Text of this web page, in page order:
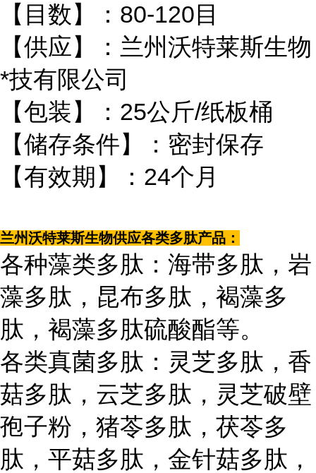
【目数】：80-120目
【供应】：兰州沃特莱斯生物
*技有限公司
【包装】：25公斤/纸板桶
【储存条件】：密封保存
【有效期】：24个月
兰州沃特莱斯生物供应各类多肽产品：
各种藻类多肽：海带多肽，岩
藻多肽，昆布多肽，褐藻多
肽，褐藻多肽硫酸酯等。
各类真菌多肽：灵芝多肽，香
菇多肽，云芝多肽，灵芝破壁
孢子粉，猪苓多肽，茯苓多
肽，平菇多肽，金针菇多肽，